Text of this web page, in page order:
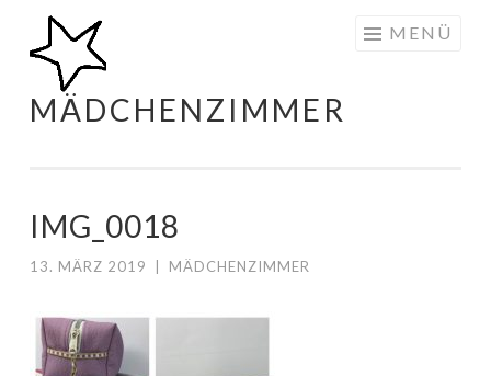
Zum
Inhalt
springen
MÄDCHENZIMMER
MENÜ
IMG_0018
13. MÄRZ 2019 MÄDCHENZIMMER